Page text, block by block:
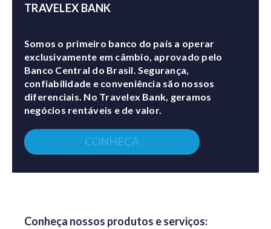
TRAVELEX BANK
Somos o primeiro banco do país a operar
exclusivamente em câmbio, aprovado pelo
Banco Central do Brasil. Segurança,
confiabilidade e conveniência são nossos
diferenciais. No Travelex Bank, geramos
negócios rentáveis e de valor.
CONHEÇA
Conheça nossos produtos e serviços: